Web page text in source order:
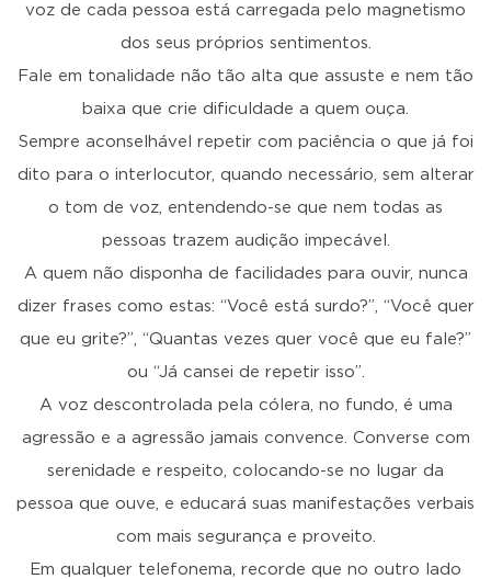
voz de cada pessoa está carregada pelo magnetismo
dos seus próprios sentimentos.
Fale em tonalidade não tão alta que assuste e nem tão
baixa que crie dificuldade a quem ouça.
Sempre aconselhável repetir com paciência o que já foi
dito para o interlocutor, quando necessário, sem alterar
o tom de voz, entendendo-se que nem todas as
pessoas trazem audição impecável.
A quem não disponha de facilidades para ouvir, nunca
dizer frases como estas: “Você está surdo?”, “Você quer
que eu grite?”, “Quantas vezes quer você que eu fale?”
ou “Já cansei de repetir isso”.
A voz descontrolada pela cólera, no fundo, é uma
agressão e a agressão jamais convence. Converse com
serenidade e respeito, colocando-se no lugar da
pessoa que ouve, e educará suas manifestações verbais
com mais segurança e proveito.
Em qualquer telefonema, recorde que no outro lado